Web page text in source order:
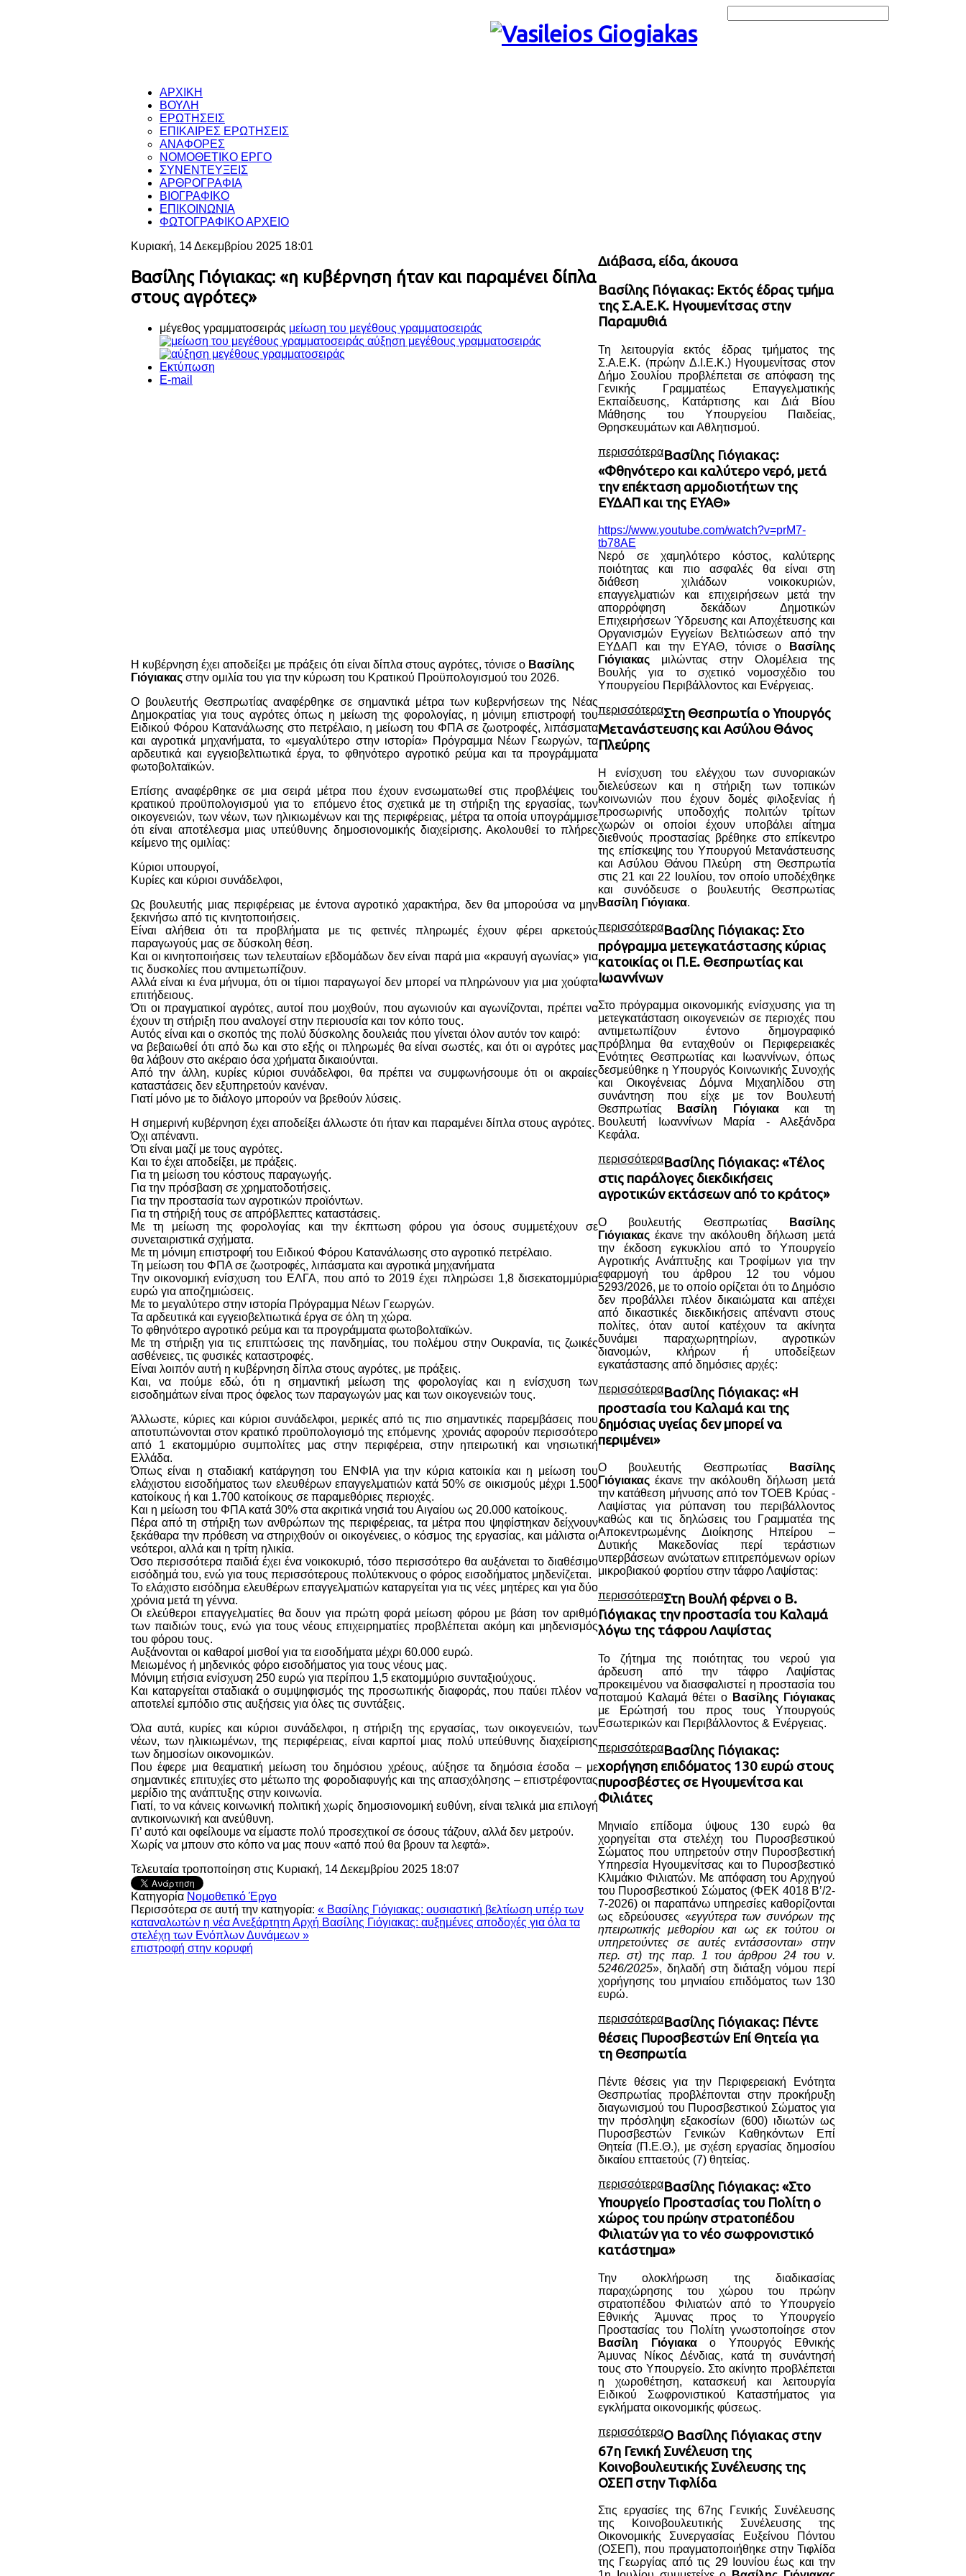
ΑΡΧΙΚΗ
ΒΟΥΛΗ
ΕΡΩΤΗΣΕΙΣ
ΕΠΙΚΑΙΡΕΣ ΕΡΩΤΗΣΕΙΣ
ΑΝΑΦΟΡΕΣ
ΝΟΜΟΘΕΤΙΚΟ ΕΡΓΟ
ΣΥΝΕΝΤΕΥΞΕΙΣ
ΑΡΘΡΟΓΡΑΦΙΑ
ΒΙΟΓΡΑΦΙΚΟ
ΕΠΙΚΟΙΝΩΝΙΑ
ΦΩΤΟΓΡΑΦΙΚΟ ΑΡΧΕΙΟ
Κυριακή, 14 Δεκεμβρίου 2025 18:01
Βασίλης Γιόγιακας: «η κυβέρνηση ήταν και παραμένει δίπλα
στους αγρότες»
μέγεθος γραμματοσειράς μείωση του μεγέθους γραμματοσειράς
αύξηση μεγέθους γραμματοσειράς
Εκτύπωση
E-mail
Η κυβέρνηση έχει αποδείξει με πράξεις ότι είναι δίπλα στους αγρότες, τόνισε ο Βασίλης
Γιόγιακας στην ομιλία του για την κύρωση του Κρατικού Προϋπολογισμού του 2026.
Ο βουλευτής Θεσπρωτίας αναφέρθηκε σε σημαντικά μέτρα των κυβερνήσεων της Νέας
Δημοκρατίας για τους αγρότες όπως η μείωση της φορολογίας, η μόνιμη επιστροφή του
Ειδικού Φόρου Κατανάλωσης στο πετρέλαιο, η μείωση του ΦΠΑ σε ζωοτροφές, λιπάσματα
και αγροτικά μηχανήματα, το «μεγαλύτερο στην ιστορία» Πρόγραμμα Νέων Γεωργών, τα
αρδευτικά και εγγειοβελτιωτικά έργα, το φθηνότερο αγροτικό ρεύμα και τα προγράμματα
φωτοβολταϊκών.
Επίσης αναφέρθηκε σε μια σειρά μέτρα που έχουν ενσωματωθεί στις προβλέψεις του
κρατικού προϋπολογισμού για το επόμενο έτος σχετικά με τη στήριξη της εργασίας, των
οικογενειών, των νέων, των ηλικιωμένων και της περιφέρειας, μέτρα τα οποία υπογράμμισε
ότι είναι αποτέλεσμα μιας υπεύθυνης δημοσιονομικής διαχείρισης. Ακολουθεί το πλήρες
κείμενο της ομιλίας:
Κύριοι υπουργοί,
Κυρίες και κύριοι συνάδελφοι,
Ως βουλευτής μιας περιφέρειας με έντονα αγροτικό χαρακτήρα, δεν θα μπορούσα να μην
ξεκινήσω από τις κινητοποιήσεις.
Είναι αλήθεια ότι τα προβλήματα με τις φετινές πληρωμές έχουν φέρει αρκετούς
παραγωγούς μας σε δύσκολη θέση.
Και οι κινητοποιήσεις των τελευταίων εβδομάδων δεν είναι παρά μια «κραυγή αγωνίας» για
τις δυσκολίες που αντιμετωπίζουν.
Αλλά είναι κι ένα μήνυμα, ότι οι τίμιοι παραγωγοί δεν μπορεί να πληρώνουν για μια χούφτα
επιτήδειους.
Ότι οι πραγματικοί αγρότες, αυτοί που μοχθούν, που αγωνιούν και αγωνίζονται, πρέπει να
έχουν τη στήριξη που αναλογεί στην περιουσία και τον κόπο τους.
Αυτός είναι και ο σκοπός της πολύ δύσκολης δουλειάς που γίνεται όλον αυτόν τον καιρό:
να βεβαιωθεί ότι από δω και στο εξής οι πληρωμές θα είναι σωστές, και ότι οι αγρότες μας
θα λάβουν στο ακέραιο όσα χρήματα δικαιούνται.
Από την άλλη, κυρίες κύριοι συνάδελφοι, θα πρέπει να συμφωνήσουμε ότι οι ακραίες
καταστάσεις δεν εξυπηρετούν κανέναν.
Γιατί μόνο με το διάλογο μπορούν να βρεθούν λύσεις.
Η σημερινή κυβέρνηση έχει αποδείξει άλλωστε ότι ήταν και παραμένει δίπλα στους αγρότες.
Όχι απέναντι.
Ότι είναι μαζί με τους αγρότες.
Και το έχει αποδείξει, με πράξεις.
Για τη μείωση του κόστους παραγωγής.
Για την πρόσβαση σε χρηματοδοτήσεις.
Για την προστασία των αγροτικών προϊόντων.
Για τη στήριξή τους σε απρόβλεπτες καταστάσεις.
Με τη μείωση της φορολογίας και την έκπτωση φόρου για όσους συμμετέχουν σε
συνεταιριστικά σχήματα.
Με τη μόνιμη επιστροφή του Ειδικού Φόρου Κατανάλωσης στο αγροτικό πετρέλαιο.
Τη μείωση του ΦΠΑ σε ζωοτροφές, λιπάσματα και αγροτικά μηχανήματα
Την οικονομική ενίσχυση του ΕΛΓΑ, που από το 2019 έχει πληρώσει 1,8 δισεκατομμύρια
ευρώ για αποζημιώσεις.
Με το μεγαλύτερο στην ιστορία Πρόγραμμα Νέων Γεωργών.
Τα αρδευτικά και εγγειοβελτιωτικά έργα σε όλη τη χώρα.
Το φθηνότερο αγροτικό ρεύμα και τα προγράμματα φωτοβολταϊκών.
Με τη στήριξη για τις επιπτώσεις της πανδημίας, του πολέμου στην Ουκρανία, τις ζωικές
ασθένειες, τις φυσικές καταστροφές.
Είναι λοιπόν αυτή η κυβέρνηση δίπλα στους αγρότες, με πράξεις.
Και, να πούμε εδώ, ότι η σημαντική μείωση της φορολογίας και η ενίσχυση των
εισοδημάτων είναι προς όφελος των παραγωγών μας και των οικογενειών τους.
Άλλωστε, κύριες και κύριοι συνάδελφοι, μερικές από τις πιο σημαντικές παρεμβάσεις που
αποτυπώνονται στον κρατικό προϋπολογισμό της επόμενης χρονιάς αφορούν περισσότερο
από 1 εκατομμύριο συμπολίτες μας στην περιφέρεια, στην ηπειρωτική και νησιωτική
Ελλάδα.
Όπως είναι η σταδιακή κατάργηση του ΕΝΦΙΑ για την κύρια κατοικία και η μείωση του
ελάχιστου εισοδήματος των ελευθέρων επαγγελματιών κατά 50% σε οικισμούς μέχρι 1.500
κατοίκους ή και 1.700 κατοίκους σε παραμεθόριες περιοχές.
Και η μείωση του ΦΠΑ κατά 30% στα ακριτικά νησιά του Αιγαίου ως 20.000 κατοίκους.
Πέρα από τη στήριξη των ανθρώπων της περιφέρειας, τα μέτρα που ψηφίστηκαν δείχνουν
ξεκάθαρα την πρόθεση να στηριχθούν οι οικογένειες, ο κόσμος της εργασίας, και μάλιστα οι
νεότεροι, αλλά και η τρίτη ηλικία.
Όσο περισσότερα παιδιά έχει ένα νοικοκυριό, τόσο περισσότερο θα αυξάνεται το διαθέσιμο
εισόδημά του, ενώ για τους περισσότερους πολύτεκνους ο φόρος εισοδήματος μηδενίζεται.
Το ελάχιστο εισόδημα ελευθέρων επαγγελματιών καταργείται για τις νέες μητέρες και για δύο
χρόνια μετά τη γέννα.
Οι ελεύθεροι επαγγελματίες θα δουν για πρώτη φορά μείωση φόρου με βάση τον αριθμό
των παιδιών τους, ενώ για τους νέους επιχειρηματίες προβλέπεται ακόμη και μηδενισμός
του φόρου τους.
Αυξάνονται οι καθαροί μισθοί για τα εισοδήματα μέχρι 60.000 ευρώ.
Μειωμένος ή μηδενικός φόρο εισοδήματος για τους νέους μας.
Μόνιμη ετήσια ενίσχυση 250 ευρώ για περίπου 1,5 εκατομμύριο συνταξιούχους.
Και καταργείται σταδιακά ο συμψηφισμός της προσωπικής διαφοράς, που παύει πλέον να
αποτελεί εμπόδιο στις αυξήσεις για όλες τις συντάξεις.
Όλα αυτά, κυρίες και κύριοι συνάδελφοι, η στήριξη της εργασίας, των οικογενειών, των
νέων, των ηλικιωμένων, της περιφέρειας, είναι καρποί μιας πολύ υπεύθυνης διαχείρισης
των δημοσίων οικονομικών.
Που έφερε μια θεαματική μείωση του δημόσιου χρέους, αύξησε τα δημόσια έσοδα – με
σημαντικές επιτυχίες στο μέτωπο της φοροδιαφυγής και της απασχόλησης – επιστρέφοντας
μερίδιο της ανάπτυξης στην κοινωνία.
Γιατί, το να κάνεις κοινωνική πολιτική χωρίς δημοσιονομική ευθύνη, είναι τελικά μια επιλογή
αντικοινωνική και ανεύθυνη.
Γι’ αυτό και οφείλουμε να είμαστε πολύ προσεχτικοί σε όσους τάζουν, αλλά δεν μετρούν.
Χωρίς να μπουν στο κόπο να μας πουν «από πού θα βρουν τα λεφτά».
Τελευταία τροποποίηση στις Κυριακή, 14 Δεκεμβρίου 2025 18:07
Κατηγορία Νομοθετικό Έργο
Περισσότερα σε αυτή την κατηγορία: « Βασίλης Γιόγιακας: ουσιαστική βελτίωση υπέρ των
καταναλωτών η νέα Ανεξάρτητη Αρχή Βασίλης Γιόγιακας: αυξημένες αποδοχές για όλα τα
στελέχη των Ενόπλων Δυνάμεων »
επιστροφή στην κορυφή
Διάβασα, είδα, άκουσα
Βασίλης Γιόγιακας: Εκτός έδρας τμήμα
της Σ.Α.Ε.Κ. Ηγουμενίτσας στην
Παραμυθιά
Τη λειτουργία εκτός έδρας τμήματος της
Σ.Α.Ε.Κ. (πρώην Δ.Ι.Ε.Κ.) Ηγουμενίτσας στον
Δήμο Σουλίου προβλέπεται σε απόφαση της
Γενικής Γραμματέως Επαγγελματικής
Εκπαίδευσης, Κατάρτισης και Διά Βίου
Μάθησης του Υπουργείου Παιδείας,
Θρησκευμάτων και Αθλητισμού.
περισσότεραΒασίλης Γιόγιακας:
«Φθηνότερο και καλύτερο νερό, μετά
την επέκταση αρμοδιοτήτων της
ΕΥΔΑΠ και της ΕΥΑΘ»
https://www.youtube.com/watch?v=prM7-
tb78AE
Νερό σε χαμηλότερο κόστος, καλύτερης
ποιότητας και πιο ασφαλές θα είναι στη
διάθεση χιλιάδων νοικοκυριών,
επαγγελματιών και επιχειρήσεων μετά την
απορρόφηση δεκάδων Δημοτικών
Επιχειρήσεων Ύδρευσης και Αποχέτευσης και
Οργανισμών Εγγείων Βελτιώσεων από την
ΕΥΔΑΠ και την ΕΥΑΘ, τόνισε ο
Βασίλης
Γιόγιακας μιλώντας στην Ολομέλεια της
Βουλής για το σχετικό νομοσχέδιο του
Υπουργείου Περιβάλλοντος και Ενέργειας.
περισσότεραΣτη Θεσπρωτία ο Υπουργός
Μετανάστευσης και Ασύλου Θάνος
Πλεύρης
Η ενίσχυση του ελέγχου των συνοριακών
διελεύσεων και η στήριξη των τοπικών
κοινωνιών που έχουν δομές φιλοξενίας ή
προσωρινής υποδοχής πολιτών τρίτων
χωρών οι οποίοι έχουν υποβάλει αίτημα
διεθνούς προστασίας βρέθηκε στο επίκεντρο
της επίσκεψης του Υπουργού Μετανάστευσης
και Ασύλου Θάνου Πλεύρη στη Θεσπρωτία
στις 21 και 22 Ιουλίου, τον οποίο υποδέχθηκε
και συνόδευσε ο βουλευτής Θεσπρωτίας
Βασίλη Γιόγιακα.
περισσότεραΒασίλης Γιόγιακας: Στο
πρόγραμμα μετεγκατάστασης κύριας
κατοικίας οι Π.Ε. Θεσπρωτίας και
Ιωαννίνων
Στο πρόγραμμα οικονομικής ενίσχυσης για τη
μετεγκατάσταση οικογενειών σε περιοχές που
αντιμετωπίζουν έντονο δημογραφικό
πρόβλημα θα ενταχθούν οι Περιφερειακές
Ενότητες Θεσπρωτίας και Ιωαννίνων, όπως
δεσμεύθηκε η Υπουργός Κοινωνικής Συνοχής
και Οικογένειας Δόμνα Μιχαηλίδου στη
συνάντηση που είχε με τον Βουλευτή
Θεσπρωτίας
Βασίλη Γιόγιακακαι τη
Βουλευτή Ιωαννίνων Μαρία - Αλεξάνδρα
Κεφάλα.
περισσότεραΒασίλης Γιόγιακας: «Τέλος
στις παράλογες διεκδικήσεις
αγροτικών εκτάσεων από το κράτος»
Ο βουλευτής Θεσπρωτίας
Βασίλης
Γιόγιακας έκανε την ακόλουθη δήλωση μετά
την έκδοση εγκυκλίου από το Υπουργείο
Αγροτικής Ανάπτυξης και Τροφίμων για την
εφαρμογή του άρθρου 12 του νόμου
5293/2026, με το οποίο ορίζεται ότι το Δημόσιο
δεν προβάλλει πλέον δικαιώματα και απέχει
από δικαστικές διεκδικήσεις απέναντι στους
πολίτες, όταν αυτοί κατέχουν τα ακίνητα
δυνάμει παραχωρητηρίων, αγροτικών
διανομών, κλήρων ή υποδείξεων
εγκατάστασης από δημόσιες αρχές:
περισσότεραΒασίλης Γιόγιακας: «Η
προστασία του Καλαμά και της
δημόσιας υγείας δεν μπορεί να
περιμένει»
Ο βουλευτής Θεσπρωτίας
Βασίλης
Γιόγιακας έκανε την ακόλουθη δήλωση μετά
την κατάθεση μήνυσης από τον ΤΟΕΒ Κρύας -
Λαψίστας για ρύπανση του περιβάλλοντος
καθώς και τις δηλώσεις του Γραμματέα της
Αποκεντρωμένης Διοίκησης Ηπείρου –
Δυτικής Μακεδονίας περί τεράστιων
υπερβάσεων ανώτατων επιτρεπόμενων ορίων
μικροβιακού φορτίου στην τάφρο Λαψίστας:
περισσότεραΣτη Βουλή φέρνει ο Β.
Γιόγιακας την προστασία του Καλαμά
λόγω της τάφρου Λαψίστας
Το ζήτημα της ποιότητας του νερού για
άρδευση από την τάφρο Λαψίστας
προκειμένου να διασφαλιστεί η προστασία του
ποταμού Καλαμά θέτει ο Βασίλης Γιόγιακας
με Ερώτησή του προς τους Υπουργούς
Εσωτερικών και Περιβάλλοντος & Ενέργειας.
περισσότεραΒασίλης Γιόγιακας:
χορήγηση επιδόματος 130 ευρώ στους
πυροσβέστες σε Ηγουμενίτσα και
Φιλιάτες
Μηνιαίο επίδομα ύψους 130 ευρώ θα
χορηγείται στα στελέχη του Πυροσβεστικού
Σώματος που υπηρετούν στην Πυροσβεστική
Υπηρεσία Ηγουμενίτσας και το Πυροσβεστικό
Κλιμάκιο Φιλιατών. Με απόφαση του Αρχηγού
του Πυροσβεστικού Σώματος (ΦΕΚ 4018 Β’/2-
7-2026) οι παραπάνω υπηρεσίες καθορίζονται
ως εδρεύουσες «εγγύτερα των συνόρων της
ηπειρωτικής μεθορίου και ως εκ τούτου οι
υπηρετούντες σε αυτές εντάσσονται» στην
περ. στ) της παρ. 1 του άρθρου 24 του ν.
5246/2025», δηλαδή στη διάταξη νόμου περί
χορήγησης του μηνιαίου επιδόματος των 130
ευρώ.
περισσότεραΒασίλης Γιόγιακας: Πέντε
θέσεις Πυροσβεστών Επί Θητεία για
τη Θεσπρωτία
Πέντε θέσεις για την Περιφερειακή Ενότητα
Θεσπρωτίας προβλέπονται στην προκήρυξη
διαγωνισμού του Πυροσβεστικού Σώματος για
την πρόσληψη εξακοσίων (600) ιδιωτών ως
Πυροσβεστών Γενικών Καθηκόντων Επί
Θητεία (Π.Ε.Θ.), με σχέση εργασίας δημοσίου
δικαίου επταετούς (7) θητείας.
περισσότεραΒασίλης Γιόγιακας: «Στο
Υπουργείο Προστασίας του Πολίτη ο
χώρος του πρώην στρατοπέδου
Φιλιατών για το νέο σωφρονιστικό
κατάστημα»
Την ολοκλήρωση της διαδικασίας
παραχώρησης του χώρου του πρώην
στρατοπέδου Φιλιατών από το Υπουργείο
Εθνικής Άμυνας προς το Υπουργείο
Προστασίας του Πολίτη γνωστοποίησε στον
Βασίλη Γιόγιακαο Υπουργός Εθνικής
Άμυνας Νίκος Δένδιας, κατά τη συνάντησή
τους στο Υπουργείο. Στο ακίνητο προβλέπεται
η χωροθέτηση, κατασκευή και λειτουργία
Ειδικού Σωφρονιστικού Καταστήματος για
εγκλήματα οικονομικής φύσεως.
περισσότεραΟ Βασίλης Γιόγιακας στην
67η Γενική Συνέλευση της
Κοινοβουλευτικής Συνέλευσης της
ΟΣΕΠ στην Τιφλίδα
Στις εργασίες της 67ης Γενικής Συνέλευσης
της Κοινοβουλευτικής Συνέλευσης της
Οικονομικής Συνεργασίας Ευξείνου Πόντου
(ΟΣΕΠ), που πραγματοποιήθηκε στην Τιφλίδα
της Γεωργίας από τις 29 Ιουνίου έως και την